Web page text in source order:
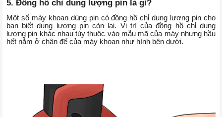
5. Đồng hồ chỉ dung lượng pin là gì?
Một số máy khoan dùng pin có đồng hồ chỉ dung lượng pin cho
bạn biết dung lượng pin còn lại. Vị trí của đồng hồ chỉ dung
lượng pin khác nhau tùy thuộc vào mẫu mã của máy nhưng hầu
hết nằm ở chân đế của máy khoan như hình bên dưới.